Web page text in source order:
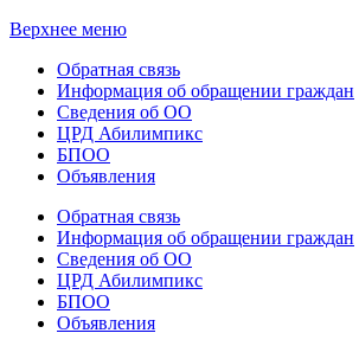
Верхнее меню
Обратная связь
Информация об обращении граждан
Сведения об ОО
ЦРД Абилимпикс
БПОО
Объявления
Обратная связь
Информация об обращении граждан
Сведения об ОО
ЦРД Абилимпикс
БПОО
Объявления